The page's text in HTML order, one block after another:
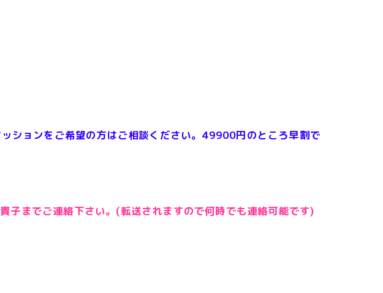
ションをご希望の方はご相談ください。49900円のところ早割で
子までご連絡下さい。(転送されますので何時でも連絡可能です)